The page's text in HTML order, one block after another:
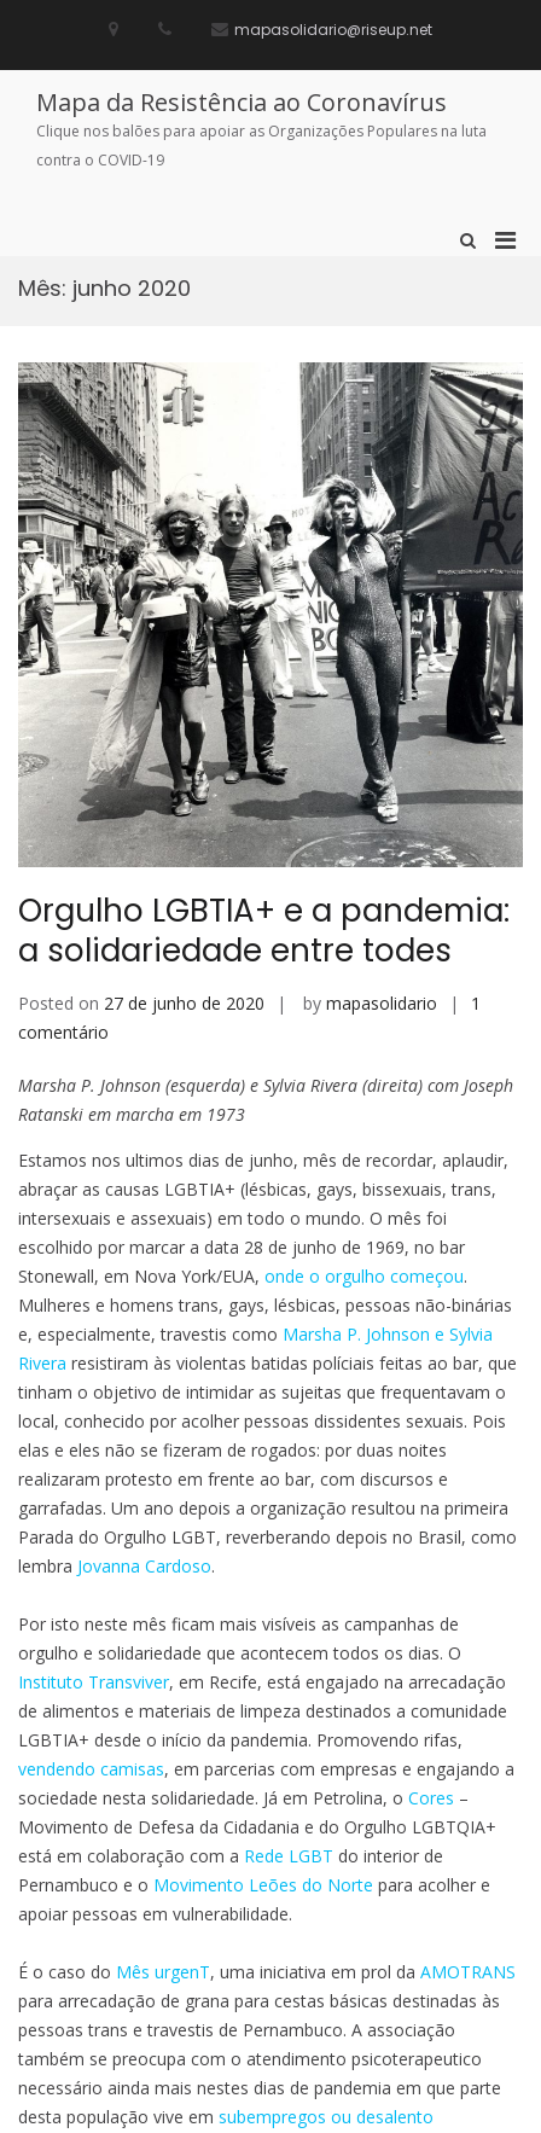
mapasolidario@riseup.net
Mapa da Resistência ao Coronavírus
Clique nos balões para apoiar as Organizações Populares na luta
contra o COVID-19
Show
Mês: junho 2020
Orgulho LGBTIA+ e a pandemia:
a solidariedade entre todes
Posted on 27 de junho de 2020 by mapasolidario
1
comentário
LGBTIA+
e
solidariedade
Marsha P. Johnson (esquerda) e Sylvia Rivera (direita) com Joseph
Ratanski em marcha em 1973
Estamos nos ultimos dias de junho, mês de recordar, aplaudir,
abraçar as causas LGBTIA+ (lésbicas, gays, bissexuais, trans,
intersexuais e assexuais) em todo o mundo. O mês foi
escolhido por marcar a data 28 de junho de 1969, no bar
Stonewall, em Nova York/EUA, onde o orgulho começou.
Mulheres e homens trans, gays, lésbicas, pessoas não-binárias
e, especialmente, travestis como Marsha P. Johnson e Sylvia
Rivera resistiram às violentas batidas políciais feitas ao bar, que
tinham o objetivo de intimidar as sujeitas que frequentavam o
local, conhecido por acolher pessoas dissidentes sexuais. Pois
elas e eles não se fizeram de rogados: por duas noites
realizaram protesto em frente ao bar, com discursos e
garrafadas. Um ano depois a organização resultou na primeira
Parada do Orgulho LGBT, reverberando depois no Brasil, como
lembra Jovanna Cardoso.
Por isto neste mês ficam mais visíveis as campanhas de
orgulho e solidariedade que acontecem todos os dias. O
Instituto Transviver, em Recife, está engajado na arrecadação
de alimentos e materiais de limpeza destinados a comunidade
LGBTIA+ desde o início da pandemia. Promovendo rifas,
vendendo camisas, em parcerias com empresas e engajando a
sociedade nesta solidariedade. Já em Petrolina, o Cores –
Movimento de Defesa da Cidadania e do Orgulho LGBTQIA+
está em colaboração com a Rede LGBT do interior de
Pernambuco e o Movimento Leões do Norte para acolher e
apoiar pessoas em vulnerabilidade.
É o caso do Mês urgenT, uma iniciativa em prol da AMOTRANS
para arrecadação de grana para cestas básicas destinadas às
pessoas trans e travestis de Pernambuco. A associação
também se preocupa com o atendimento psicoterapeutico
necessário ainda mais nestes dias de pandemia em que parte
desta população vive em subempregos ou desalento